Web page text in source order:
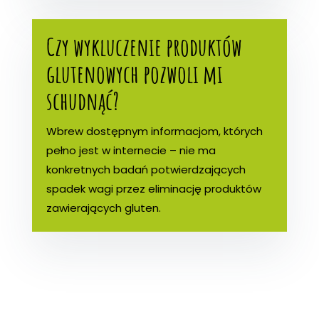
Czy wykluczenie produktów
glutenowych pozwoli mi
schudnąć?
Wbrew dostępnym informacjom, których
pełno jest w internecie – nie ma
konkretnych badań potwierdzających
spadek wagi przez eliminację produktów
zawierających gluten.